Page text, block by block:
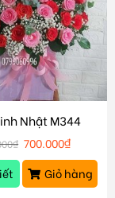
Nhật M344
₫ 700.000₫
Giỏ hàng